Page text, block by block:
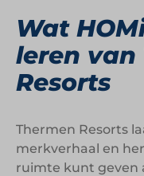
Wat
leren van
Resorts
Thermen Resorts
merkverhaal en
ruimte kunt geven